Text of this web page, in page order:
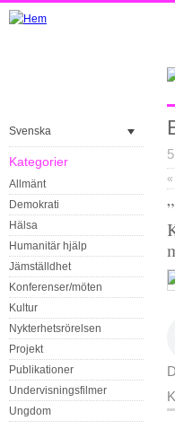
Svenska
Kategorier
Allmänt
Demokrati
Hälsa
Humanitär hjälp
Jämställdhet
Konferenser/möten
Kultur
Nykterhetsrörelsen
Projekt
Publikationer
Undervisningsfilmer
Ungdom
«